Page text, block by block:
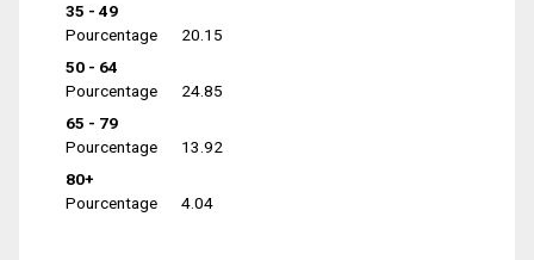
35 - 49
Pourcentage
20.15
50 - 64
Pourcentage
24.85
65 - 79
Pourcentage
13.92
80+
Pourcentage
4.04